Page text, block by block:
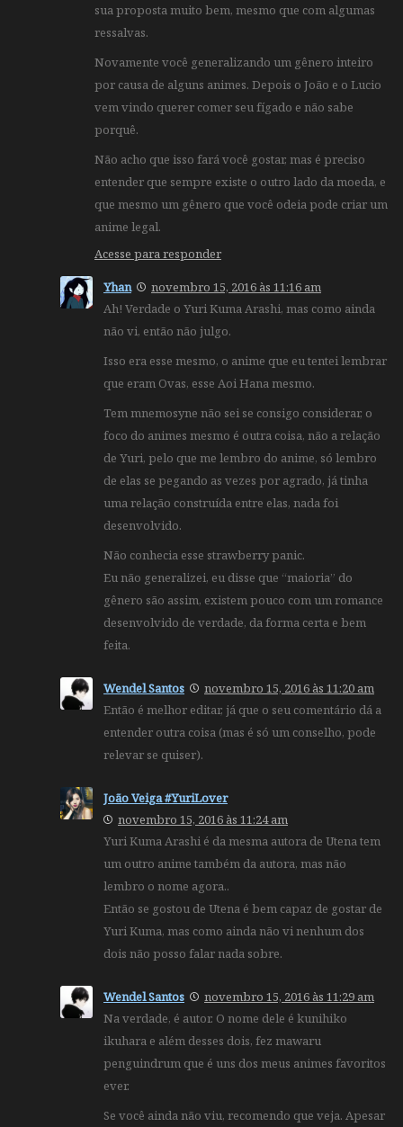
sua proposta muito bem, mesmo que com algumas
ressalvas.
Novamente você generalizando um gênero inteiro
por causa de alguns animes. Depois o João e o Lucio
vem vindo querer comer seu fígado e não sabe
porquê.
Não acho que isso fará você gostar, mas é preciso
entender que sempre existe o outro lado da moeda, e
que mesmo um gênero que você odeia pode criar um
anime legal.
Acesse para responder
Yhan
novembro 15, 2016 às 11:16 am
Ah! Verdade o Yuri Kuma Arashi, mas como ainda
não vi, então não julgo.
Isso era esse mesmo, o anime que eu tentei lembrar
que eram Ovas, esse Aoi Hana mesmo.
Tem mnemosyne não sei se consigo considerar, o
foco do animes mesmo é outra coisa, não a relação
de Yuri, pelo que me lembro do anime, só lembro
de elas se pegando as vezes por agrado, já tinha
uma relação construída entre elas, nada foi
desenvolvido.
Não conhecia esse strawberry panic.
Eu não generalizei, eu disse que “maioria” do
gênero são assim, existem pouco com um romance
desenvolvido de verdade, da forma certa e bem
feita.
Wendel Santos
novembro 15, 2016 às 11:20 am
Então é melhor editar, já que o seu comentário dá a
entender outra coisa (mas é só um conselho, pode
relevar se quiser).
João Veiga #YuriLover
novembro 15, 2016 às 11:24 am
Yuri Kuma Arashi é da mesma autora de Utena tem
um outro anime também da autora, mas não
lembro o nome agora..
Então se gostou de Utena é bem capaz de gostar de
Yuri Kuma, mas como ainda não vi nenhum dos
dois não posso falar nada sobre.
Wendel Santos
novembro 15, 2016 às 11:29 am
Na verdade, é autor. O nome dele é kunihiko
ikuhara e além desses dois, fez mawaru
penguindrum que é uns dos meus animes favoritos
ever.
Se você ainda não viu, recomendo que veja. Apesar